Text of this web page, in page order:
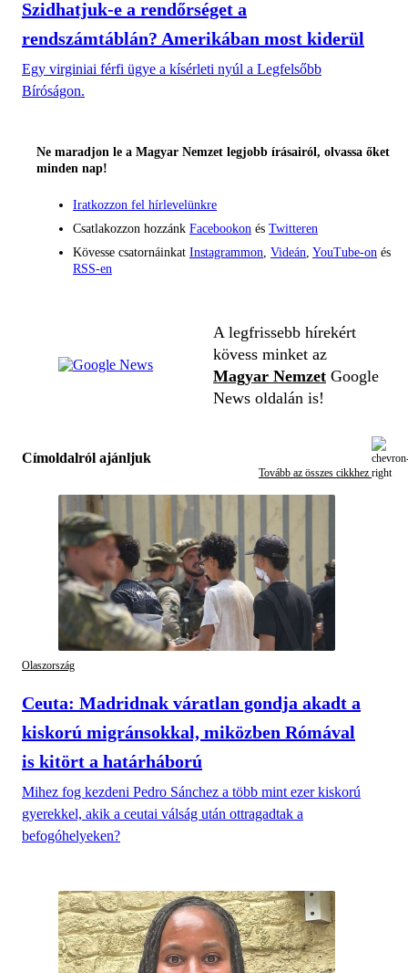
Szidhatjuk-e a rendőrséget a
rendszámtáblán? Amerikában most kiderül
Egy virginiai férfi ügye a kísérleti nyúl a Legfelsőbb
Bíróságon.
Ne maradjon le a Magyar Nemzet legjobb írásairól, olvassa őket
minden nap!
Iratkozzon fel hírlevelünkre
Csatlakozzon hozzánk Facebookon és Twitteren
Kövesse csatornáinkat Instagrammon Videán YouTube-on és
RSS-en
A legfrissebb hírekért
kövess minket az
Magyar Nemzet Google
News oldalán is!
Címoldalról ajánljuk
Tovább az összes cikkhez
Olaszország
Ceuta: Madridnak váratlan gondja akadt a
kiskorú migránsokkal, miközben Rómával
is kitört a határháború
Mihez fog kezdeni Pedro Sánchez a több mint ezer kiskorú
gyerekkel, akik a ceutai válság után ottragadtak a
befogóhelyeken?